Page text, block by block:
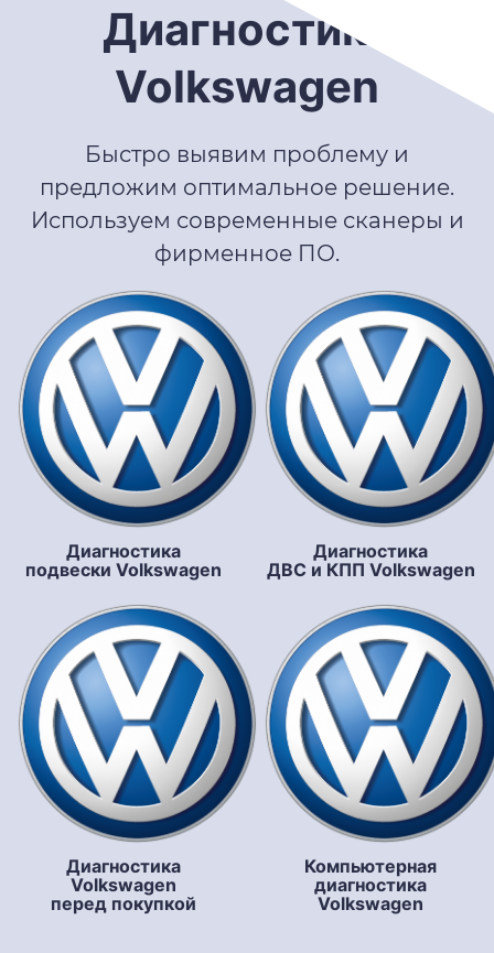
Диагностика
Volkswagen
Быстро выявим проблему и
предложим оптимальное решение.
Используем современные сканеры и
фирменное ПО.
Диагностика
подвески Volkswagen
Диагностика
ДВС и КПП Volkswagen
Диагностика
Volkswagen
перед покупкой
Компьютерная
диагностика
Volkswagen